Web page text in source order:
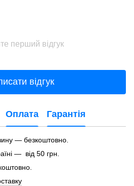
перший відгук
відгук
Оплата Гарантія
— безкоштовно.
— від 50 грн.